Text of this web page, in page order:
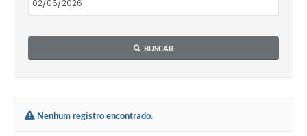
BUSCAR
Nenhum registro encontrado.